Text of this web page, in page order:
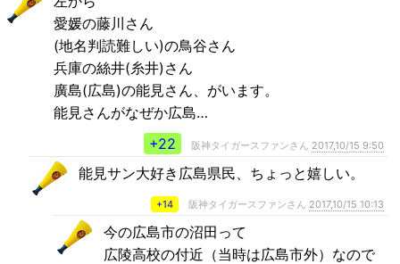
愛媛の藤川さん
(地名判読難しい)の鳥谷さん
兵庫の絲井(糸井)さん
廣島(広島)の能見さん、がいます。
能見さんがなぜか広島…
+22
阪神タイガースファンさん 2017,10/15 9:50
能見サン大好き広島県民、ちょっと嬉しい。
+14 阪神タイガースファンさん 2017,10/15 10:13
今の広島市の沼田って
広陵高校の付近（当時は広島市外）なので